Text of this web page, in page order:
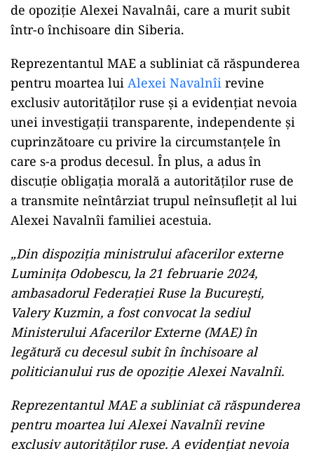
de opoziție Alexei Navalnâi, care a murit subit
într-o închisoare din Siberia.
Reprezentantul MAE a subliniat că răspunderea
pentru moartea lui Alexei Navalnîi revine
exclusiv autorităților ruse și a evidențiat nevoia
unei investigații transparente, independente și
cuprinzătoare cu privire la circumstanțele în
care s-a produs decesul. În plus, a adus în
discuție obligația morală a autorităților ruse de
a transmite neîntârziat trupul neînsuflețit al lui
Alexei Navalnîi familiei acestuia.
ad